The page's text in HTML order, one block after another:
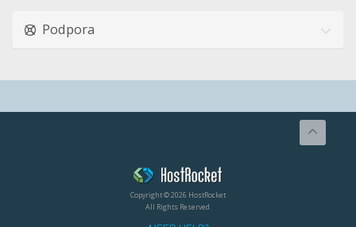
Podpora
Copyright © 2026 HostRocket
All Rights Reserved.